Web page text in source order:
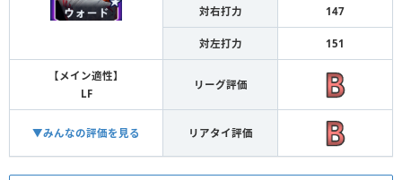
対右打力 147
対左打力 151
【メイン適性】
LF
リーグ評価
▼みんなの評価を見る リアタイ評価